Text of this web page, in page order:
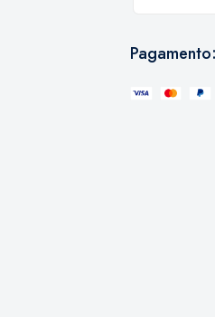
Pagamento: